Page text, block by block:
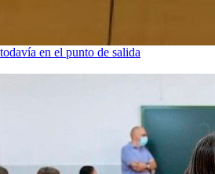
en el punto de salida